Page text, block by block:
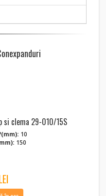
si clema 29-010/15S
10
150